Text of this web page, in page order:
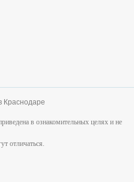
Краснодаре
в ознакомительных целях и не
отличаться.